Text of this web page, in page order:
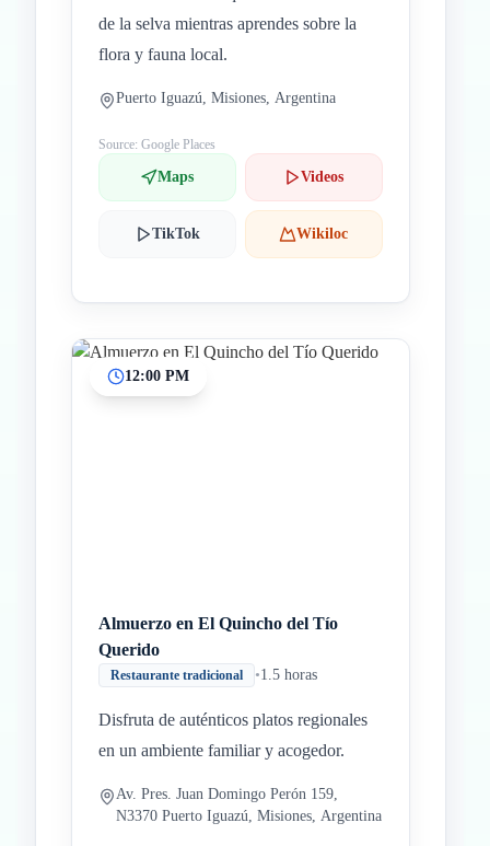
de la selva mientras aprendes sobre la
flora y fauna local.
Puerto Iguazú, Misiones, Argentina
Source: Google Places
Maps Videos
TikTok Wikiloc
12:00 PM
Almuerzo en El Quincho del Tío
Querido
Restaurante tradicional •1.5 horas
Disfruta de auténticos platos regionales
en un ambiente familiar y acogedor.
Av. Pres. Juan Domingo Perón 159,
N3370 Puerto Iguazú, Misiones, Argentina